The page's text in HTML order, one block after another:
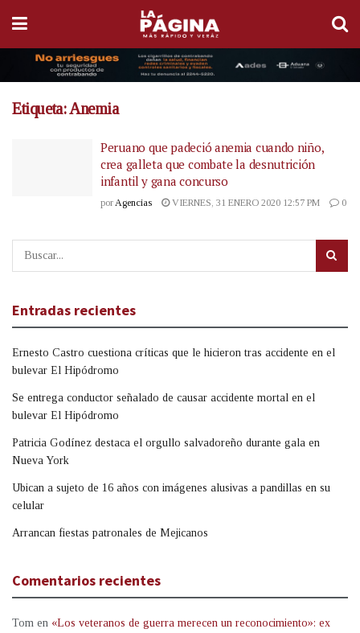
Etiqueta:Anemia
Peruano que padeció anemia cuando niño,
crea galleta que combate la desnutrición
infantil y gana concurso
por Agencias VIERNES, 31 ENERO 2020 12:57 PM 0
Entradas recientes
Ernesto Castro cuestiona críticas que le hicieron tras accidente en el
bulevar El Hipódromo
Se entrega conductor señalado de causar accidente mortal en el
bulevar El Hipódromo
Patricia Godínez destaca el orgullo salvadoreño durante gala en
Nueva York
Ubican a sujeto de 16 años con imágenes alusivas a pandillas en su
celular
Arrancan fiestas patronales de Mejicanos
Comentarios recientes
Tom en «Los veteranos de guerra merecen un reconocimiento»: ex